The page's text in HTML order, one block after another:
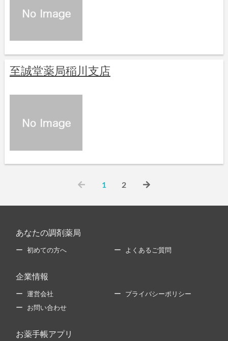
至誠堂薬局稲川支店
1 2
あなたの調剤薬局
初めての方へ よくあるご質問
企業情報
運営会社 プライバシーポリシー
お問い合わせ
お薬手帳アプリ